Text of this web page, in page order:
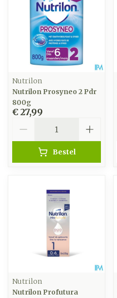
Nutrilon
Nutrilon Prosyneo 2 Pdr
800g
€ 27,99
Bestel
Nutrilon
Nutrilon Profutura